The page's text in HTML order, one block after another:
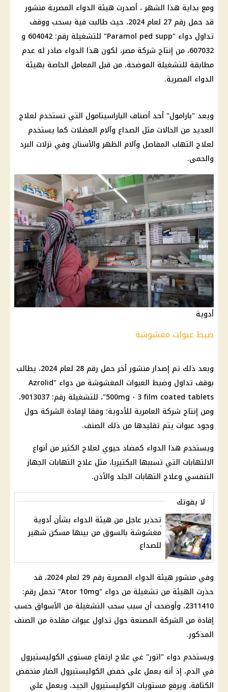
ومع بداية هذا الشهر ، أصدرت هيئة الدواء المصرية منشور
قد حمل رقم 27 لعام 2024، حيث طالبت فية بسحب ووقف
تداول دواء "Paramol ped supp" للتشغيلة رقم: 604042 و
607032، من إنتاج شركة مصر، لكون هذا الدواء صادر له عدم
مطابقة للتشغيلة الموضحة، من قبل المعامل الخاصة بهيئة
الدواء المصرية.
ويعد "بارامول" أحد أصناف الباراسيتامول التي تستخدم لعلاج
العديد من الحالات مثل الصداع وآلام العضلات كما يستخدم
لعلاج التهاب المفاصل وآلام الظهر والأسنان وفي نزلات البرد
والحمى.
أدوية
ضبط عبوات مغشوشة
وبعد ذلك تم إصدار منشور أخر حمل رقم 28 لعام 2024، يطالب
بوقف تداول وضبط العبوات المغشوشة من دواء "Azrolid
500mg - 3 film coated tablets"، للتشغيلة رقم: 9013037،
ومن إنتاج شركة العامرية للأدوية؛ وفقا لإفادة الشركة حول
وجود عبوات يتم تقليدها من ذلك الصنف.
ويستخدم هذا الدواء كمضاد حيوي لعلاج الكثير من أنواع
الالتهابات التي تسببها البكتيريا، مثل علاج التهابات الجهاز
التنفسي وعلاج التهابات الجلد والأذن.
لا يفوتك
تحذير عاجل من هيئة الدواء بشأن أدوية
مغشوشة بالسوق من بينها مسكن شهير
للصداع
وفي منشور هيئة الدواء المصرية رقم 29 لعام 2024، قد
حذرت الهيئة من تشغيلة من دواء "Ator 10mg" تحمل رقم:
2311410، وأوضحت أن سبب سحب التشغيلة من الأسواق حسب
إفادة من الشركة المصنعة حول تداول عبوات مقلدة من الصنف
المذكور.
ويستخدم دواء "اتور" غي علاج ارتفاع مستوى الكوليستيرول
في الدم، إذ أنه يعمل على خفض الكوليستيرول الضار منخفض
الكثافة، ويرفع مستويات الكوليستيرول الجيد، ويعمل علي